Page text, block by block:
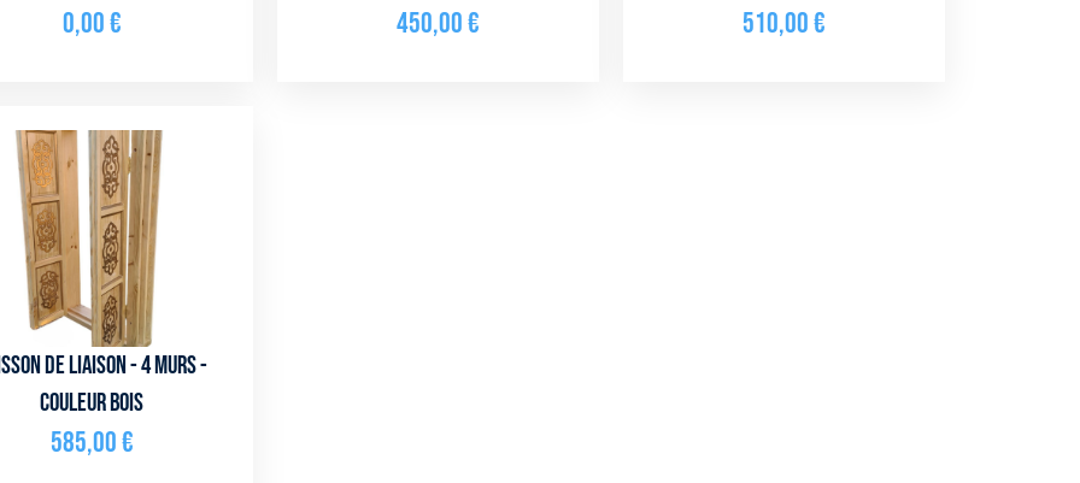
0,00€ 450,00€ 510,00€
de liaison - 4 murs -
Couleur bois
585,00€